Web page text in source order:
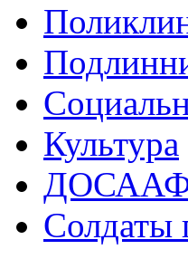
Культура
Солдаты